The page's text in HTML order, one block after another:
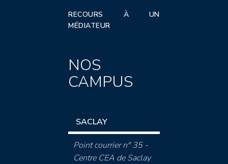
RECOURS À UN
MÉDIATEUR
NOS
CAMPUS
SACLAY
Point courrier n° 35 -
Centre CEA de Saclay